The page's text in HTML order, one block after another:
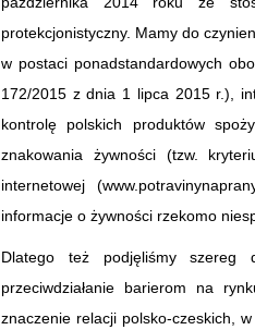
protekcjonistyczny. Mamy do
w postaci ponadstandardowych
172/2015 z dnia 1 lipca 2015 r.),
kontrolę polskich produktów
znakowania żywności (tzw.
internetowej
informacje o żywności rzekomo
Dlatego też podjęliśmy szereg
przeciwdziałanie barierom na
znaczenie relacji polsko-czeskich,